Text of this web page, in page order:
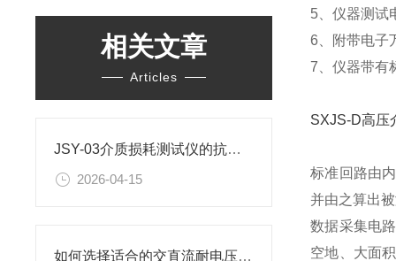
相关文章
Articles
JSY-03介质损耗测试仪的抗干扰与CVT综合测量能力
2026-04-15
如何选择适合的交直流耐电压测试仪
5、仪器测试
6、附带电子
7、仪器带有
SXJS-D高压
标准回路由
并由之算出
数据采集电
空地、大面